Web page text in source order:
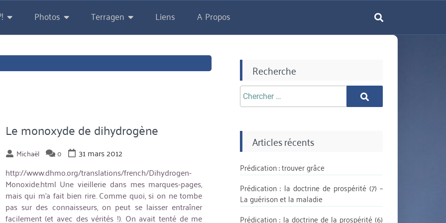
Photos Terragen Liens A Propos
Le monoxyde de dihydrogène
Michaël 0
31 mars 2012
http://www.dhmo.org/translations/french/Dihydrogen-
Monoxide.html Une vieillerie dans mes marques-pages,
mais qui m'a fait bien rire. Comme quoi, si on ne tombe
pas sur des connaisseurs, on peut se laisser entraîner
facilement (et avec des vérités !). On avait tenté de me
Recherche
Chercher
aprè:
Chercher
Articles récents
Prédication : trouver grâce
Prédication : la doctrine de prospérité (7) –
La guérison et la maladie
Prédication : la doctrine de la prospérité (6)